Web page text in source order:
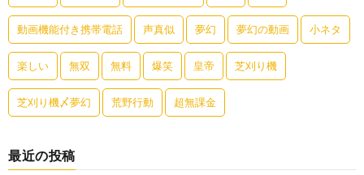
動画機能付き携帯電話 声真似 夢幻 夢幻の動画 小ネタ
楽しい 無双 無料 爆笑 皇帝 芝刈り機
芝刈り機〆夢幻 荒野行動 超無課金
最近の投稿